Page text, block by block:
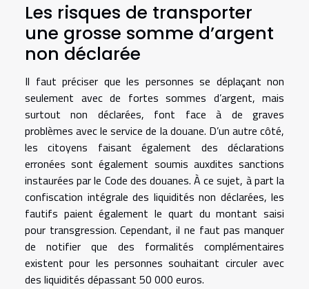
Les risques de transporter
une grosse somme d’argent
non déclarée
Il faut préciser que les personnes se déplaçant non
seulement avec de fortes sommes d’argent, mais
surtout non déclarées, font face à de graves
problèmes avec le service de la douane. D’un autre côté,
les citoyens faisant également des déclarations
erronées sont également soumis auxdites sanctions
instaurées par le Code des douanes. À ce sujet, à part la
confiscation intégrale des liquidités non déclarées, les
fautifs paient également le quart du montant saisi
pour transgression. Cependant, il ne faut pas manquer
de notifier que des formalités complémentaires
existent pour les personnes souhaitant circuler avec
des liquidités dépassant 50 000 euros.